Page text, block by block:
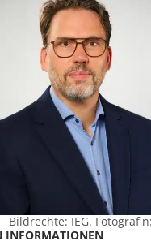
Bildrechte: IEG.
INFORMATIONEN